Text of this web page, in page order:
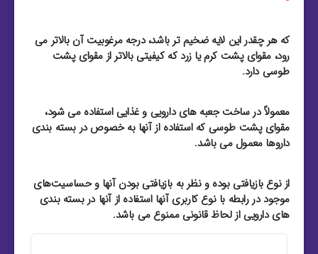
که هر چقدر این لایه ضخیم تر باشد، درجه مرغوبیت آن بالاتر می
رود، مقوای پشت کرم یا زرد که کیفیتی بالاتر از مقوای پشت
طوسی دارد.
معمولاً در ساخت جعبه های دارویی و غذایی استفاده می شود،
مقوای پشت طوسی که استفاده از آنها به خصوص در بسته بندی
داروها معمول می باشد.
از نوع بازیافتی بوده و نظر به بازیافتی بودن آنها و حساسیت‌های
موجود در رابطه با نوع کاربری آنها استفاده از آنها در بسته بندی
های دارویی از لحاظ قانونی ممنوع می باشد.